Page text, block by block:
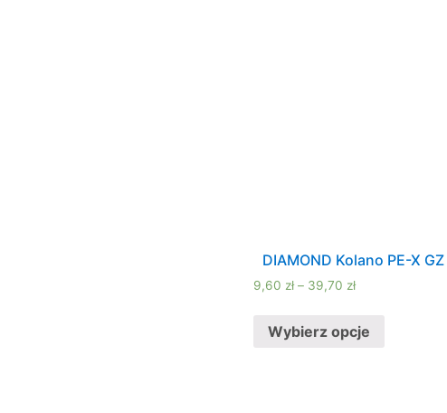
DIAMOND Kolano PE-X
9,60 zł – 39,70 zł
Wybierz opcje